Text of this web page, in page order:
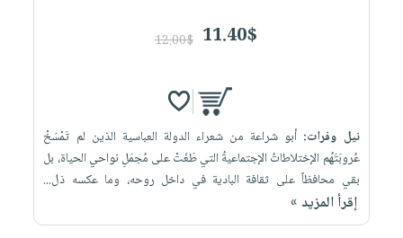
11.40$
12.00$
نيل وفرات: أبو شراعة من شعراء الدولة العباسية الذين لم تَمْسَخْ
عُروبَتَهُم الإختلاطاتُ الإجتماعيةُ التي طَغَتْ على مُجمَلِ نواحي الحياة، بل
بقي محافظاً على ثقافة البادية في داخل روحه، وما عكسه ذل...
إقرأ المزيد »